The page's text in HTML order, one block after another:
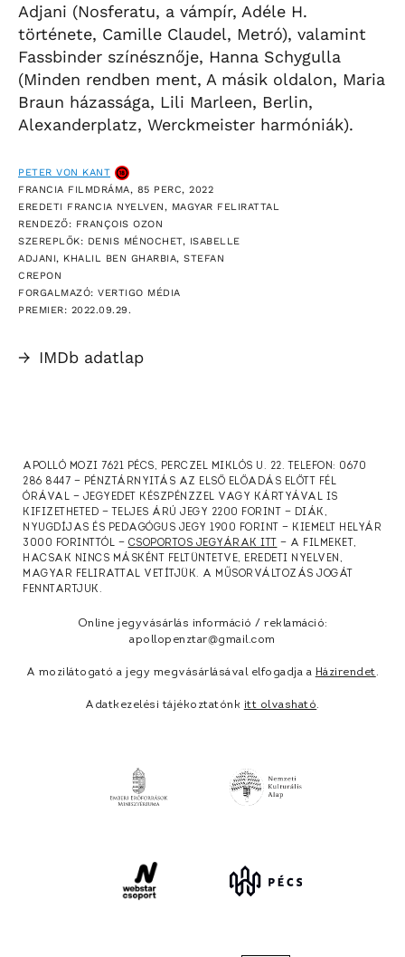
Adjani (Nosferatu, a vámpír, Adéle H.
története, Camille Claudel, Metró), valamint
Fassbinder színésznője, Hanna Schygulla
(Minden rendben ment, A másik oldalon, Maria
Braun házassága, Lili Marleen, Berlin,
Alexanderplatz, Werckmeister harmóniák).
PETER VON KANT
FRANCIA FILMDRÁMA, 85 PERC, 2022
EREDETI FRANCIA NYELVEN, MAGYAR FELIRATTAL
RENDEZŐ: FRANÇOIS OZON
SZEREPLŐK: DENIS MÉNOCHET, ISABELLE
ADJANI, KHALIL BEN GHARBIA, STEFAN
CREPON
FORGALMAZÓ: VERTIGO MÉDIA
PREMIER: 2022.09.29.
→ IMDb adatlap
APOLLÓ MOZI 7621 PÉCS, PERCZEL MIKLÓS U. 22. TELEFON: 0670
286 8447 — PÉNZTÁRNYITÁS AZ ELSŐ ELŐADÁS ELŐTT FÉL
ÓRÁVAL — JEGYEDET KÉSZPÉNZZEL VAGY KÁRTYÁVAL IS
KIFIZETHETED — TELJES ÁRÚ JEGY 2200 FORINT — DIÁK,
NYUGDÍJAS ÉS PEDAGÓGUS JEGY 1900 FORINT — KIEMELT HELYÁR
3000 FORINTTÓL — CSOPORTOS JEGYÁRAK ITT
— A FILMEKET,
HACSAK NINCS MÁSKÉNT FELTÜNTETVE, EREDETI NYELVEN,
MAGYAR FELIRATTAL VETÍTJÜK. A MŰSORVÁLTOZÁS JOGÁT
FENNTARTJUK.
Online jegyvásárlás információ / reklamáció:
apollopenztar@gmail.com
A mozilátogató a jegy megvásárlásával elfogadja a Házirendet.
Adatkezelési tájékoztatónk itt olvasható.